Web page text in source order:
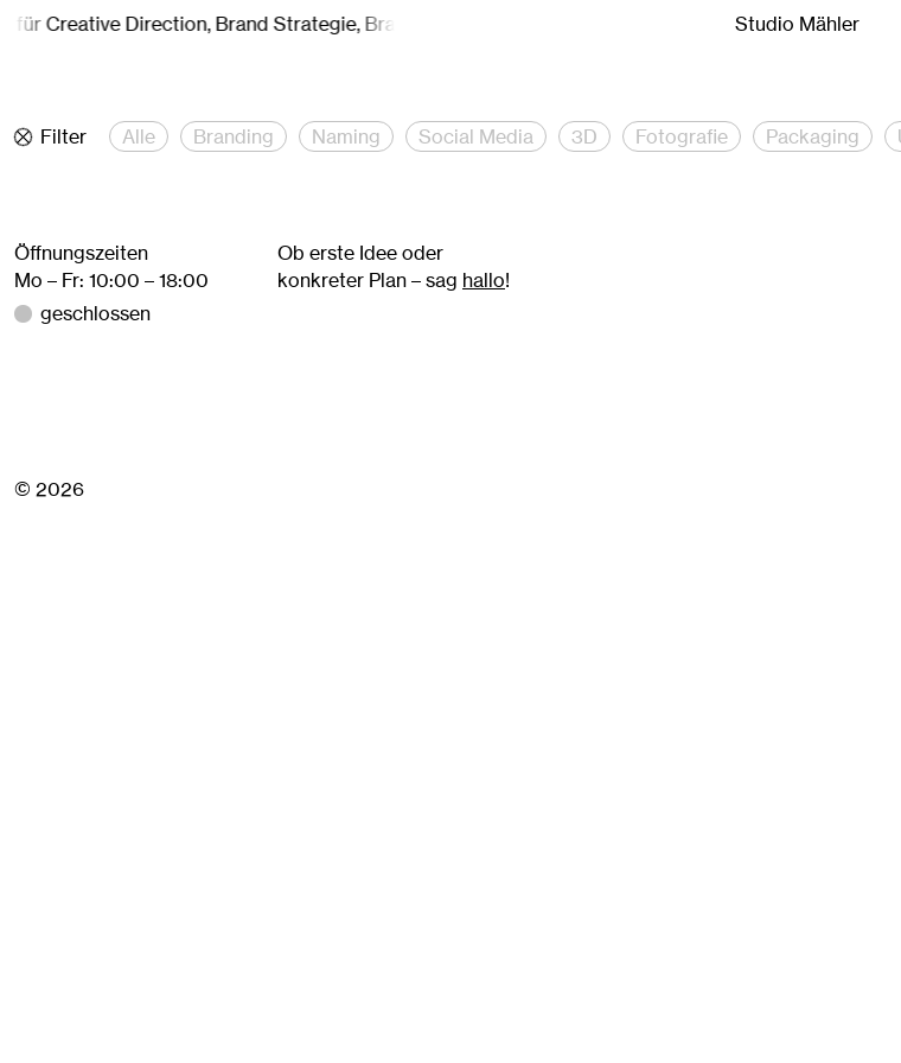
Studio Mähler
Creative Direction, Brand Strategie, Branding und Grafik-Design. Studio Mähler ist ein
Filter Alle Branding Naming Social Media 3D Fotografie Packaging
Öffnungszeiten
Mo – Fr: 10:00 – 18:00
geschlossen
Ob erste Idee oder
konkreter Plan – sag hallo!
© 2026